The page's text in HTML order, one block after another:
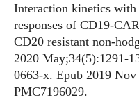
Interaction kinetics with
responses of CD19-
CD20 resistant non-
2020 May;34(5):1291-
0663-x. Epub 2019
PMC7196029.